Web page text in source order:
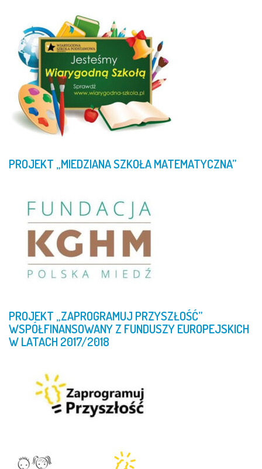
PROJEKT „MIEDZIANASZKOŁAMATEMATYCZNA”
PROJEKT „ZAPROGRAMUJ PRZYSZŁOŚĆ”
WSPÓŁFINANSOWANYZ FUNDUSZYEUROPEJSKICH
WLATACH2017/2018